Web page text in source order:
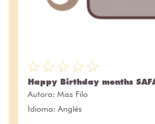
Happy Birthday months
Autora: Miss Filo
Idioma: Anglés